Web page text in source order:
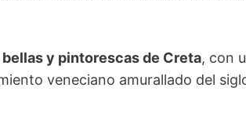
y pintorescas de Creta, con
veneciano amurallado del